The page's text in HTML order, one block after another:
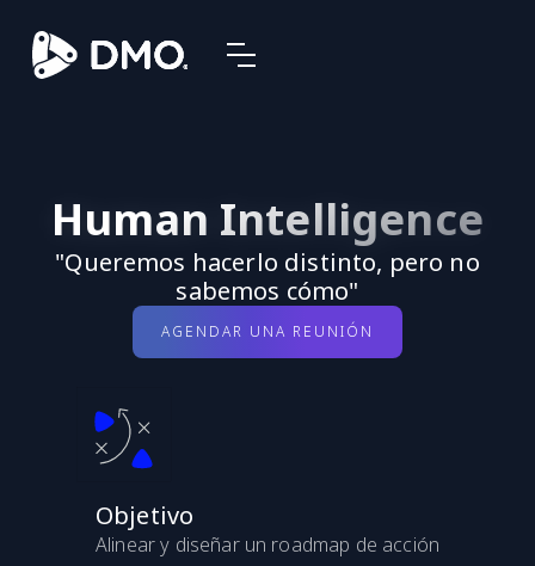
Human Intelligence
"Queremos hacerlo distinto, pero no
sabemos cómo"
AGENDAR UNA REUNIÓN
Objetivo
Alinear y diseñar un roadmap de acción